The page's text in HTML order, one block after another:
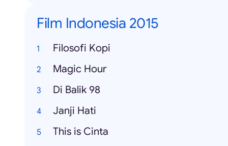
Film Indonesia 2015
Filosofi Kopi
Magic Hour
Di Balik 98
Janji Hati
This is Cinta